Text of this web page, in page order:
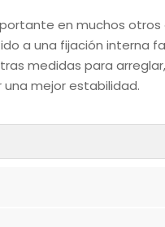
en muchos otros
a una fijación interna
medidas para
mejor estabilidad.